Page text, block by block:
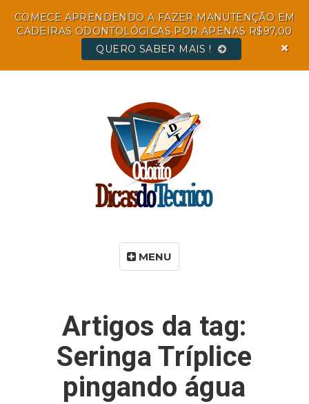
COMECE APRENDENDO A FAZER MANUTENÇÃO EM
QUERO SABER MAIS !
MENU
Artigos da tag:
Seringa Tríplice
pingando água